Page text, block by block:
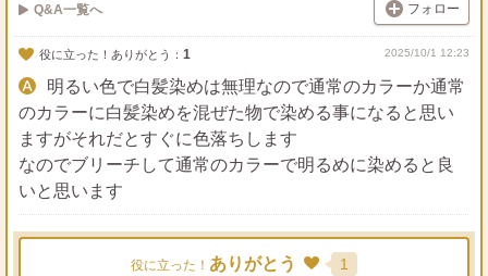
Q&A一覧へ フォロー
役に立った！ありがとう： 1 2025/10/1 12:23
明るい色で白髪染めは無理なので通常のカラーか通常
のカラーに白髪染めを混ぜた物で染める事になると思い
ますがそれだとすぐに色落ちします
なのでブリーチして通常のカラーで明るめに染めると良
いと思います
役に立った！ ありがとう 1